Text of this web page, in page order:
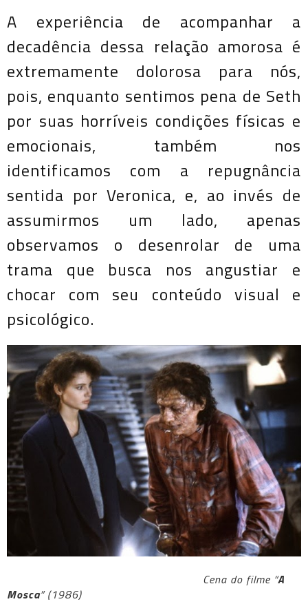
A experiência de acompanhar a
decadência dessa relação amorosa é
extremamente dolorosa para nós,
pois, enquanto sentimos pena de Seth
por suas horríveis condições físicas e
emocionais, também nos
identificamos com a repugnância
sentida por Veronica, e, ao invés de
assumirmos um lado, apenas
observamos o desenrolar de uma
trama que busca nos angustiar e
chocar com seu conteúdo visual e
psicológico.
Cena do filme “A
Mosca” (1986)